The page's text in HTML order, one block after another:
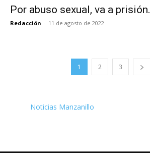
Por abuso sexual, va a prisión.
Redacción - 11 de agosto de 2022
1 2 3
Noticias Manzanillo